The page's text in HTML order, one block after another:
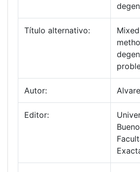
Título alternativo:
Autor:
Editor: